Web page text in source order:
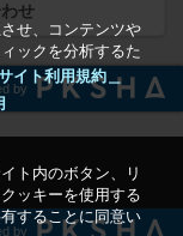
せ、コンテンツや
ックを分析するた
イト利用規約＿
ト内のボタン、リ
ッキーを使用する
することに同意い
せ
by
by